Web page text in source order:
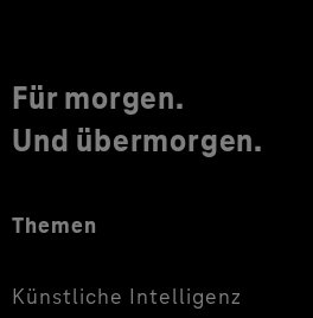
Für morgen.
Und übermorgen.
Themen
Künstliche Intelligenz